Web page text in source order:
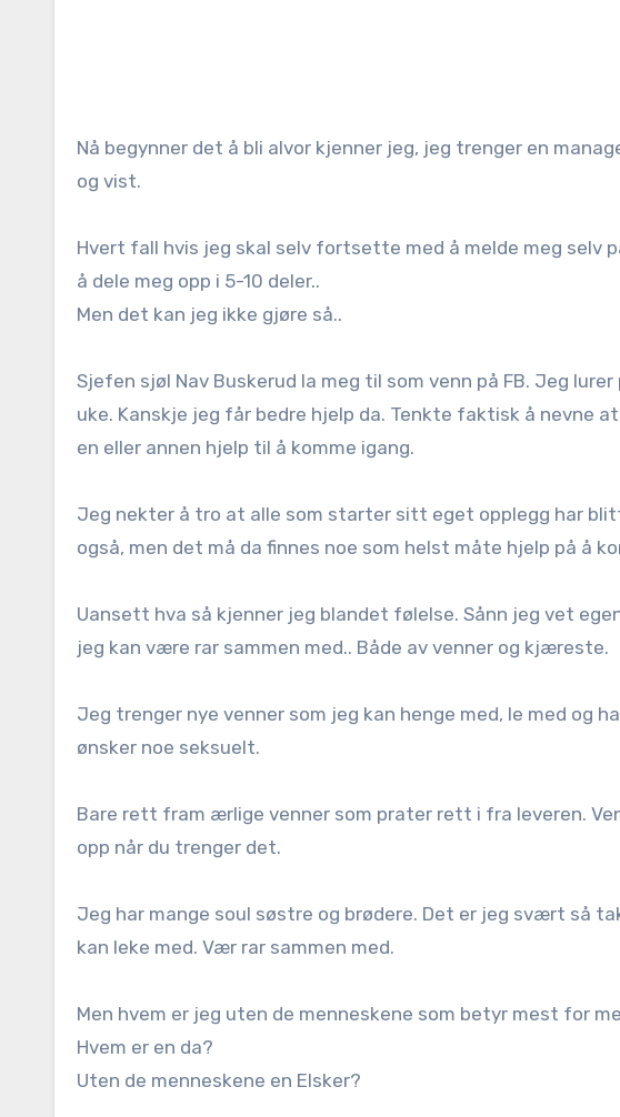
Nå begynner det å bli alvor kjenner jeg, jeg trenger en
og vist.
Hvert fall hvis jeg skal selv fortsette med å melde meg selv
å dele meg opp i 5-10 deler..
Men det kan jeg ikke gjøre så..
Sjefen sjøl Nav Buskerud la meg til som venn på FB. Jeg
uke. Kanskje jeg får bedre hjelp da. Tenkte faktisk å nevne
en eller annen hjelp til å komme igang.
Jeg nekter å tro at alle som starter sitt eget opplegg har
også, men det må da finnes noe som helst måte hjelp på å
Uansett hva så kjenner jeg blandet følelse. Sånn jeg vet
jeg kan være rar sammen med.. Både av venner og kjæreste.
Jeg trenger nye venner som jeg kan henge med, le med og
ønsker noe seksuelt.
Bare rett fram ærlige venner som prater rett i fra leveren.
opp når du trenger det.
Jeg har mange soul søstre og brødere. Det er jeg svært så
kan leke med. Vær rar sammen med.
Men hvem er jeg uten de menneskene som betyr mest for
Hvem er en da?
Uten de menneskene en Elsker?